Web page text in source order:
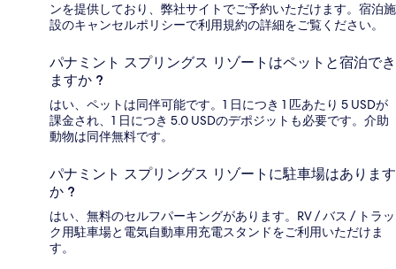
ンを提供しており、弊社サイトでご予約いただけます。宿泊施
設のキャンセルポリシーで利用規約の詳細をご覧ください。
パナミント スプリングス リゾートはペットと宿泊でき
ますか ?
はい、ペットは同伴可能です。1 日につき 1 匹あたり 5 USDが
課金され、1 日につき 5.0 USDのデポジットも必要です。介助
動物は同伴無料です。
パナミント スプリングス リゾートに駐車場はあります
か ?
はい、無料のセルフパーキングがあります。RV / バス / トラッ
ク用駐車場と電気自動車用充電スタンドをご利用いただけま
す。